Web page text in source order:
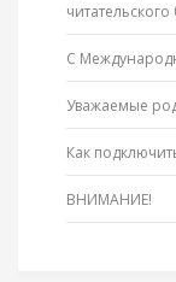
читательского
С
Уважаемые
Как
ВНИМАНИЕ!